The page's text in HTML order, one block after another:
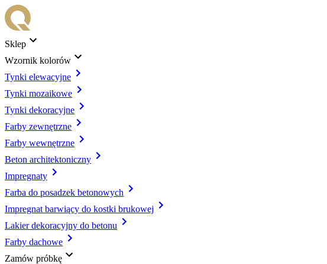
Sklep
Wzornik kolorów
Tynki elewacyjne
Tynki mozaikowe
Tynki dekoracyjne
Farby zewnętrzne
Farby wewnętrzne
Beton architektoniczny
Impregnaty
Farba do posadzek betonowych
Impregnat barwiący do kostki brukowej
Lakier dekoracyjny do betonu
Farby dachowe
Zamów próbkę